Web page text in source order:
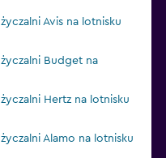
Avis na lotnisku
Budget na
Hertz na lotnisku
Alamo na lotnisku